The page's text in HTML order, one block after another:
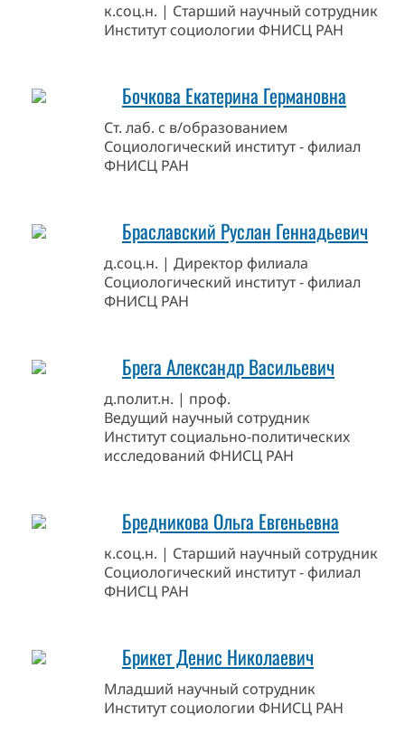
к.соц.н. | Старший научный сотрудник
Институт социологии ФНИСЦ РАН
Бочкова Екатерина Германовна
Ст. лаб. с в/образованием
Социологический институт - филиал
ФНИСЦ РАН
Браславский Руслан Геннадьевич
д.соц.н. | Директор филиала
Социологический институт - филиал
ФНИСЦ РАН
Брега Александр Васильевич
д.полит.н. | проф.
Ведущий научный сотрудник
Институт социально-политических
исследований ФНИСЦ РАН
Бредникова Ольга Евгеньевна
к.соц.н. | Старший научный сотрудник
Социологический институт - филиал
ФНИСЦ РАН
Брикет Денис Николаевич
Младший научный сотрудник
Институт социологии ФНИСЦ РАН